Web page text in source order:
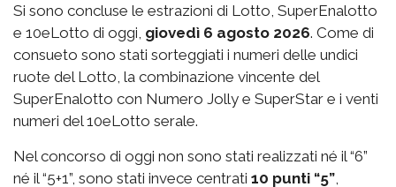
Si sono concluse le estrazioni di Lotto, SuperEnalotto
e 10eLotto di oggi, giovedì 6 agosto 2026. Come di
consueto sono stati sorteggiati i numeri delle undici
ruote del Lotto, la combinazione vincente del
SuperEnalotto con Numero Jolly e SuperStar e i venti
numeri del 10eLotto serale.
Nel concorso di oggi non sono stati realizzati né il “6”
né il “5+1”, sono stati invece centrati 10 punti “5”